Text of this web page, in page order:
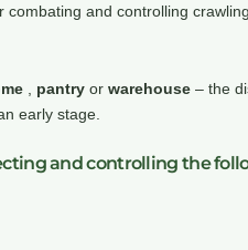
combating and controlling
, pantryor warehouse– the
early stage.
and controlling the